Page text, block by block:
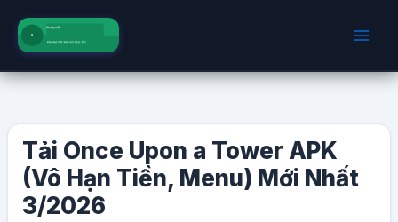
dung
Tải Once Upon a Tower APK
(Vô Hạn Tiền, Menu) Mới Nhất
3/2026